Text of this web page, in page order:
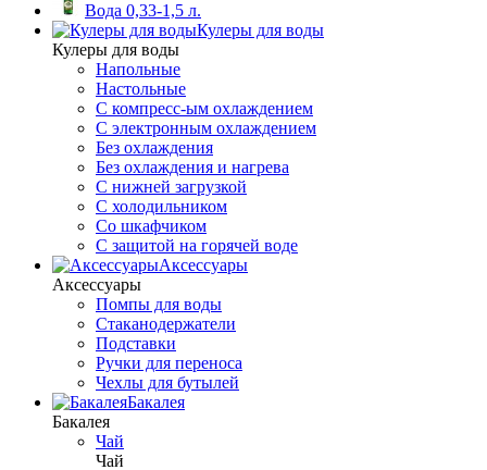
Вода 0,33-1,5 л.
Кулеры для воды
Кулеры для воды
Напольные
Настольные
С компресс-ым охлаждением
С электронным охлаждением
Без охлаждения
Без охлаждения и нагрева
С нижней загрузкой
С холодильником
Со шкафчиком
С защитой на горячей воде
Аксессуары
Аксессуары
Помпы для воды
Стаканодержатели
Подставки
Ручки для переноса
Чехлы для бутылей
Бакалея
Бакалея
Чай
Чай